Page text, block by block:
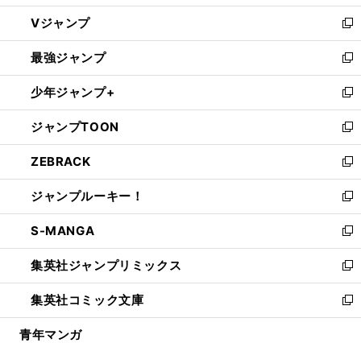
ウ
ィ
ン
ド
ウ
で
開
く
し
い
ウ
ィ
ン
ド
ウ
で
開
く
Vジャンプ
新
し
い
ウ
ィ
ン
ド
ウ
で
開
く
最強ジャンプ
新
し
い
ウ
ィ
ン
ド
ウ
で
開
く
少年ジャンプ+
新
し
い
ウ
ィ
ン
ド
ウ
で
開
く
ジャンプTOON
新
し
い
ウ
ィ
ン
ド
ウ
で
開
く
ZEBRACK
新
し
い
ウ
ィ
ン
ド
ウ
で
開
ジャンプルーキー！
新
し
い
ウ
ィ
ン
ド
ウ
S-MANGA
新
し
い
ウ
ィ
ン
集英社ジャンプリミックス
新
し
い
ウ
集英社コミック文庫
新
し
青年マンガ